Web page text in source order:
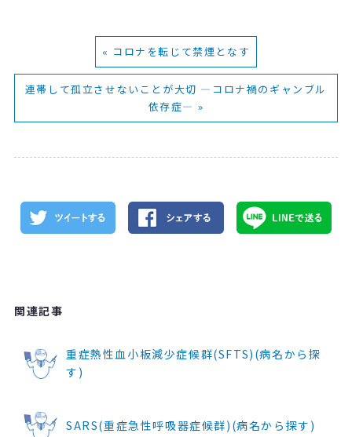
« コロナを転じて禁煙となす
連帯して孤立させないことが大切 ―コロナ禍のギャンブル
依存症― »
関連記事
重症熱性血小板減少症候群(SFTS)(病名から探
す)
SARS(重症急性呼吸器症候群)(病名から探す)